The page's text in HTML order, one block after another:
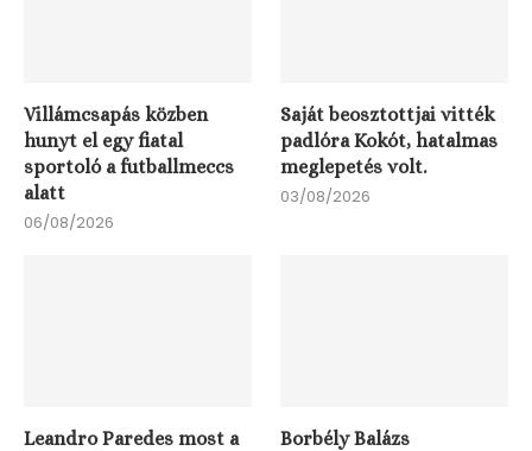
Villámcsapás közben
hunyt el egy fiatal
sportoló a futballmeccs
alatt
06/08/2026
Saját beosztottjai vitték
padlóra Kokót, hatalmas
meglepetés volt.
03/08/2026
Leandro Paredes most a
Borbély Balázs